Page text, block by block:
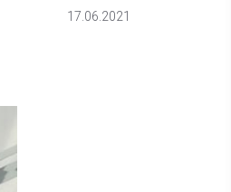
17.06.2021